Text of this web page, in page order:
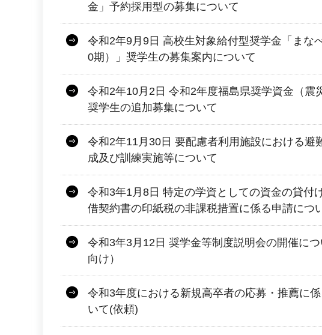
金」予約採用型の募集について
令和2年9月9日 高校生対象給付型奨学金「まな
0期）」奨学生の募集案内について
令和2年10月2日 令和2年度福島県奨学資金（震
奨学生の追加募集について
令和2年11月30日 要配慮者利用施設における避
成及び訓練実施等について
令和3年1月8日 特定の学資としての資金の貸付
借契約書の印紙税の非課税措置に係る申請につ
令和3年3月12日 奨学金等制度説明会の開催に
向け）
令和3年度における新規高卒者の応募・推薦に
いて(依頼)